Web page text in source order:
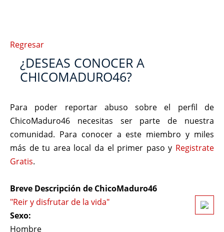
Regresar
¿DESEAS CONOCER A
CHICOMADURO46?
Para poder reportar abuso sobre el perfil de
ChicoMaduro46 necesitas ser parte de nuestra
comunidad. Para conocer a este miembro y miles
más de tu area local da el primer paso y Registrate
Gratis.
Breve Descripción de ChicoMaduro46
"Reir y disfrutar de la vida"
Sexo:
Hombre